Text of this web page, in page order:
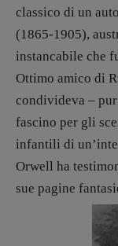
Fumetti
Libro &
Pulp for
Opera
DOSSIER
12
Blade
Editoria
classico di un
(1865-1905),
instancabile che
Ottimo amico di
condivideva –
fascino per gli
infantili di
Orwell ha
sue pagine